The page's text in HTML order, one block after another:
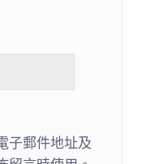
子郵件地址及